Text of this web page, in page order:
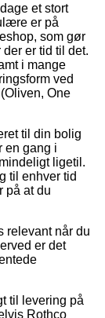
et stort
er på
som gør
er tid til det.
i mange
ved
One
til din bolig
en gang i
ligetil.
til enhver tid
på at du
relevant når du
er det
til levering på
Rothco